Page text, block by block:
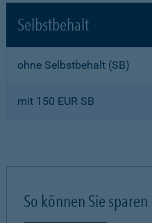
Selbstbehalt
ohne Selbstbehalt (SB)
mit 150 EUR SB
So können Sie sparen